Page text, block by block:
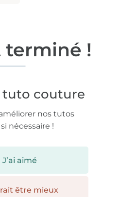
terminé !
tuto couture
nos tutos
nécessaire !
J’ai aimé
être mieux